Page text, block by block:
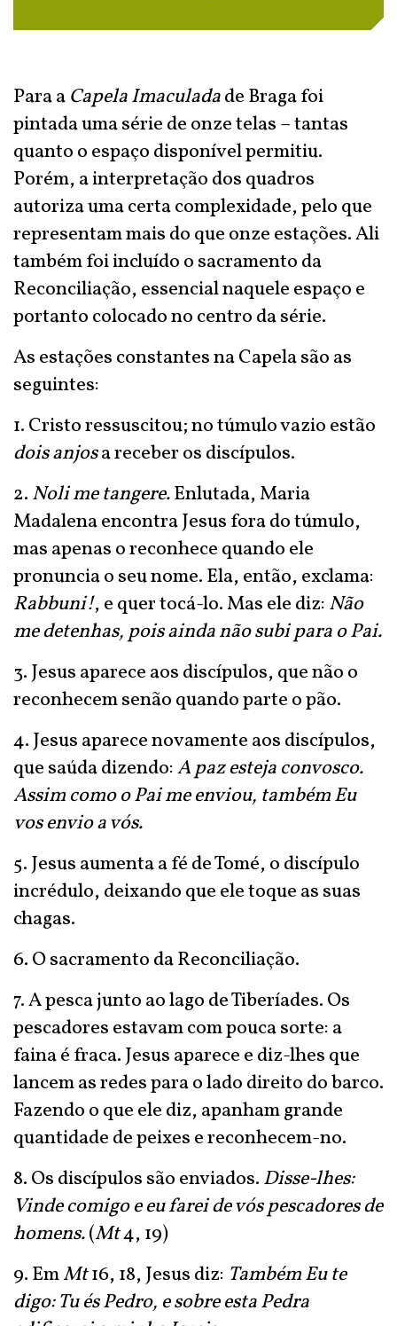
Para aCapela Imaculadade Braga foi
pintada uma série de onze telas – tantas
quanto o espaço disponível permitiu.
Porém, a interpretação dos quadros
autoriza uma certa complexidade, pelo que
representam mais do que onze estações. Ali
também foi incluído o sacramento da
Reconciliação, essencial naquele espaço e
portanto colocado no centro da série.
As estações constantes na Capela são as
seguintes:
1. Cristo ressuscitou; no túmulo vazio estão
dois anjosa receber os discípulos.
2.Noli me tangere.Enlutada, Maria
Madalena encontra Jesus fora do túmulo,
mas apenas o reconhece quando ele
pronuncia o seu nome. Ela, então, exclama:
Rabbuni!, e quer tocá-lo. Mas ele diz:Não
me detenhas, pois ainda não subi para o Pai.
3. Jesus aparece aos discípulos, que não o
reconhecem senão quando parte o pão.
4. Jesus aparece novamente aos discípulos,
que saúda dizendo:A paz esteja convosco.
Assim como o Pai me enviou, também Eu
vos envio a vós.
5. Jesus aumenta a fé de Tomé, o discípulo
incrédulo, deixando que ele toque as suas
chagas.
6. O sacramento da Reconciliação.
7. A pesca junto ao lago de Tiberíades. Os
pescadores estavam com pouca sorte: a
faina é fraca. Jesus aparece e diz-lhes que
lancem as redes para o lado direito do barco.
Fazendo o que ele diz, apanham grande
quantidade de peixes e reconhecem-no.
8. Os discípulos são enviados.Disse-lhes:
Vinde comigo e eu farei de vós pescadores de
homens.(Mt4, 19)
9. EmMt16, 18, Jesus diz: Também Eu te
digo: Tu és Pedro, e sobre esta Pedra